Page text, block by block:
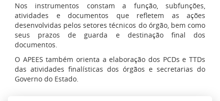
Nos instrumentos constam a função, subfunções,
atividades e documentos que refletem as ações
desenvolvidas pelos setores técnicos do órgão, bem como
seus prazos de guarda e destinação final dos
documentos.
O APEES também orienta a elaboração dos PCDs e TTDs
das atividades finalísticas dos órgãos e secretarias do
Governo do Estado.